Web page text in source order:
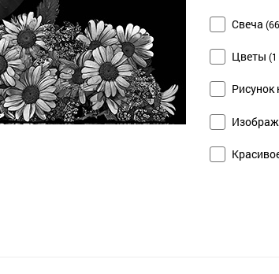
Свеча
Цветы
Рисунок